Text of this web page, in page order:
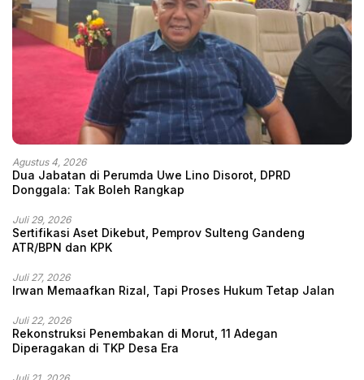
Agustus 4, 2026
Dua Jabatan di Perumda Uwe Lino Disorot, DPRD
Donggala: Tak Boleh Rangkap
Juli 29, 2026
Sertifikasi Aset Dikebut, Pemprov Sulteng Gandeng
ATR/BPN dan KPK
Juli 27, 2026
Irwan Memaafkan Rizal, Tapi Proses Hukum Tetap Jalan
Juli 22, 2026
Rekonstruksi Penembakan di Morut, 11 Adegan
Diperagakan di TKP Desa Era